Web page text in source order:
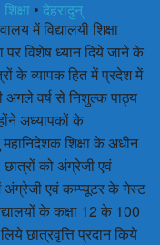
शिक्षा • देहरादुन्
में विद्यालयी शिक्षा
पर विशेष ध्यान दिये जाने के
के व्यापक हित में प्रदेश में
अगले वर्ष से निशुल्क पाठ्य
अध्यापकों के
शिक्षा के अधीन
को अंग्रेजी एवं
अंग्रेजी एवं कम्प्यूटर के गेस्ट
के कक्षा 12 के 100
छात्रवृत्ति प्रदान किये